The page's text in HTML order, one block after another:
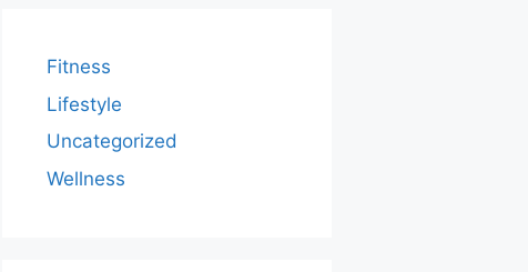
Fitness
Lifestyle
Uncategorized
Wellness